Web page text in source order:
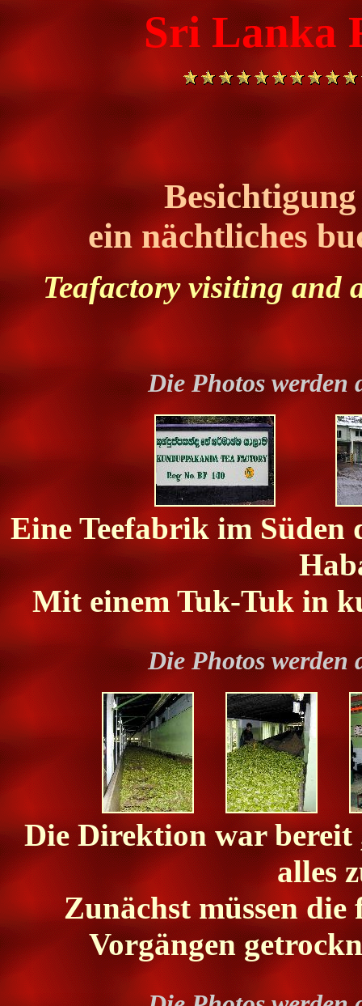
Sri Lanka
ein nächtliches
Teafactory visiting and
Die Photos
Eine Teefabrik im Süden
Mit einem Tuk-Tuk in
Die Photos
Die Direktion war bereit
alles
Zunächst müssen
Vorgängen